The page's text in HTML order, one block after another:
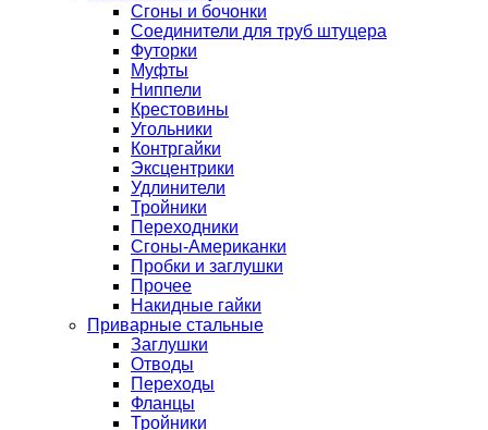
Сгоны и бочонки
Соединители для труб штуцера
Футорки
Муфты
Ниппели
Крестовины
Угольники
Контргайки
Эксцентрики
Удлинители
Тройники
Переходники
Сгоны-Американки
Пробки и заглушки
Прочее
Накидные гайки
Приварные стальные
Заглушки
Отводы
Переходы
Фланцы
Тройники